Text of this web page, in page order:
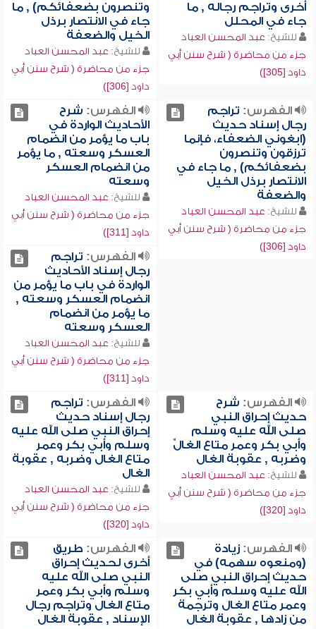
أخرى وتراجم رجاله , ما
جاء في المحلل
للشيخ: عبد المحسن العباد
جزء من محاضرة ( شرح سنن أبي
داود [305])
وتنصرون بضعفائكم) , ما
جاء في الانتصار برذل
الخيل والضعفة
للشيخ: عبد المحسن العباد
جزء من محاضرة ( شرح سنن أبي
داود [306])
الفهرس: تراجم
رجال إسناد حديث
(ابغوني الضعفاء، فإنما
ترزقون وتنصرون
بضعفائكم) , ما جاء في
الانتصار برذل الخيل
والضعفة
للشيخ: عبد المحسن العباد
جزء من محاضرة ( شرح سنن أبي
داود [306])
الفهرس: شرح
الأحاديث الواردة في
باب ما يؤمر من انضمام
العسكر وسعته , ما يؤمر
من انضمام العسكر
وسعته
للشيخ: عبد المحسن العباد
جزء من محاضرة ( شرح سنن أبي
داود [311])
الفهرس: تراجم
رجال إسناد الأحاديث
الواردة في باب ما يؤمر من
انضمام العسكر وسعته ,
ما يؤمر من انضمام
العسكر وسعته
للشيخ: عبد المحسن العباد
جزء من محاضرة ( شرح سنن أبي
داود [311])
الفهرس: شرح
حديث إحراق النبي
صلى الله عليه وسلم
وأبي بكر وعمر متاع الغالِّ
وضربه , عقوبة الغال
للشيخ: عبد المحسن العباد
جزء من محاضرة ( شرح سنن أبي
داود [320])
الفهرس: تراجم
رجال إسناد حديث
إحراق النبي صلى الله عليه
وسلم وأبي بكر وعمر
متاع الغال وضربه , عقوبة
الغال
للشيخ: عبد المحسن العباد
جزء من محاضرة ( شرح سنن أبي
داود [320])
الفهرس:زيادة
(ومنعوه سهمه) في
حديث إحراق النبي صلى
الله عليه وسلم وأبي بكر
وعمر متاع الغال وترجمة
من زادها , عقوبة الغال
الفهرس: طريق
أخرى لحديث إحراق
النبي صلى الله عليه
وسلم وأبي بكر وعمر
متاع الغال وتراجم رجال
الإسناد , عقوبة الغال